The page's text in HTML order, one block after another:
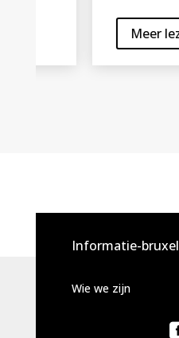
Meer lezen
Informatie-
Wie we zijn